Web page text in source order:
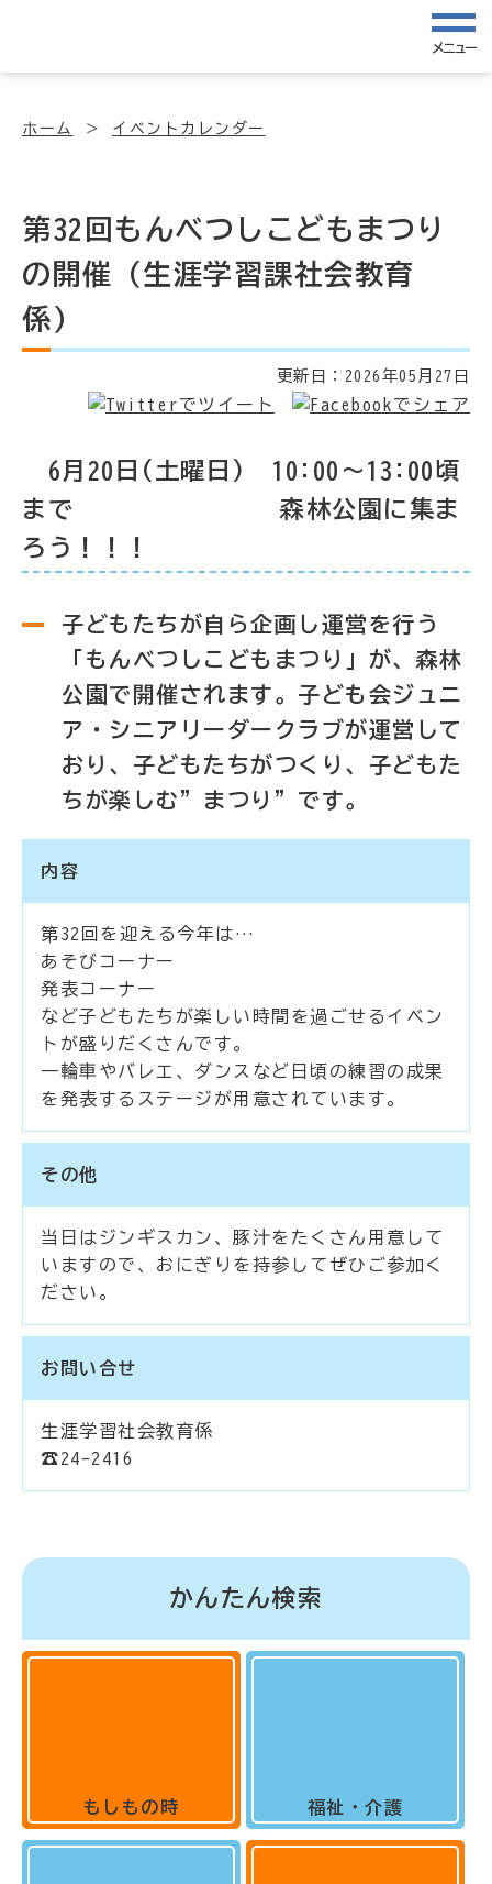
メニュー
ホーム イベントカレンダー
第32回もんべつしこどもまつり
の開催（生涯学習課社会教育
係）
更新日： 2026年05月27日
6月20日(土曜日) 10:00～13:00頃
まで 森林公園に集ま
ろう！！！
子どもたちが自ら企画し運営を行う
「もんべつしこどもまつり」が、森林
公園で開催されます。子ども会ジュニ
ア・シニアリーダークラブが運営して
おり、子どもたちがつくり、子どもた
ちが楽しむ”まつり”です。
内容
第32回を迎える今年は…
あそびコーナー
発表コーナー
など子どもたちが楽しい時間を過ごせるイベン
トが盛りだくさんです。
一輪車やバレエ、ダンスなど日頃の練習の成果
を発表するステージが用意されています。
その他
当日はジンギスカン、豚汁をたくさん用意して
いますので、おにぎりを持参してぜひご参加く
ださい。
お問い合せ
生涯学習社会教育係
☎24-2416
かんたん検索
もしもの時 福祉・介護